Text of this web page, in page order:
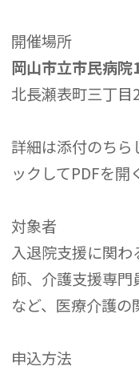
開催場所
岡山市立市民病院
北長瀬表町三丁目
詳細は添付のちら
ックしてPDFを開
対象者
入退院支援に関
師、介護支援専
など、医療介護の
申込方法